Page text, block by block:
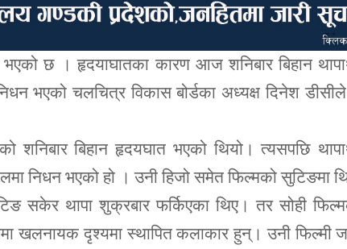
भएको छ । हृदयाघातका कारण आज शनिबार बिहान
भएको चलचित्र विकास बोर्डका अध्यक्ष दिनेश
शनिबार बिहान हृदयघात भएको थियो। त्यसपछि
निधन भएको हो । उनी हिजो समेत फिल्मको सुटिङमा
सकेर थापा शुक्रबार फर्किएका थिए। तर सोही
खलनायक दृश्यमा स्थापित कलाकार हुन्। उनी फिल्मी